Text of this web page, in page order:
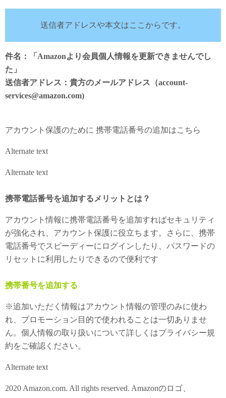
送信者アドレスや本文はここからです。
件名：「Amazonより会員個人情報を更新できませんでし
た」
送信者アドレス：貴方のメールアドレス（account-
services@amazon.com)
アカウント保護のために 携帯電話番号の追加はこちら
Alternate text
Alternate text
携帯電話番号を追加するメリットとは？
アカウント情報に携帯電話番号を追加すればセキュリティ
が強化され、アカウント保護に役立ちます。さらに、携帯
電話番号でスピーディーにログインしたり、パスワードの
リセットに利用したりできるので便利です
携帯番号を追加する
※追加いただく情報はアカウント情報の管理のみに使わ
れ、プロモーション目的で使われることは一切ありませ
ん。個人情報の取り扱いについて詳しくはプライバシー規
約をご確認ください。
Alternate text
2020 Amazon.com. All rights reserved. Amazonのロゴ、